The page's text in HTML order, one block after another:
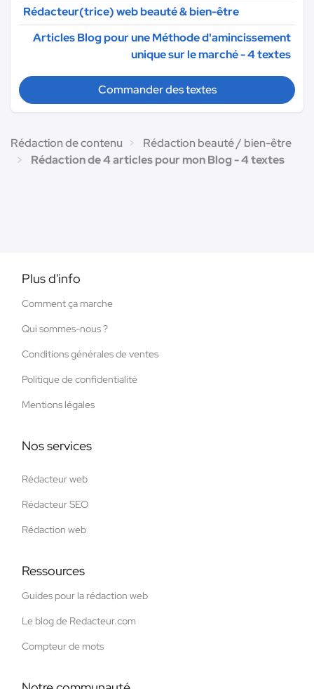
Rédacteur(trice) web beauté & bien-être
Articles Blog pour une Méthode d'amincissement
unique sur le marché - 4 textes
Commander des textes
Rédaction de contenu
Rédaction beauté / bien-être
Rédaction de 4 articles pour mon Blog - 4 textes
Plus d'info
Comment ça marche
Qui sommes-nous ?
Conditions générales de ventes
Politique de confidentialité
Mentions légales
Nos services
Rédacteur web
Rédacteur SEO
Rédaction web
Ressources
Guides pour la rédaction web
Le blog de Redacteur.com
Compteur de mots